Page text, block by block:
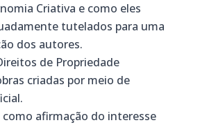
Criativa e como eles
tutelados para uma
dos autores.
de Propriedade
criadas por meio de
afirmação do interesse